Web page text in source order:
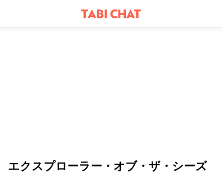
エクスプローラー・オブ・ザ・シーズ